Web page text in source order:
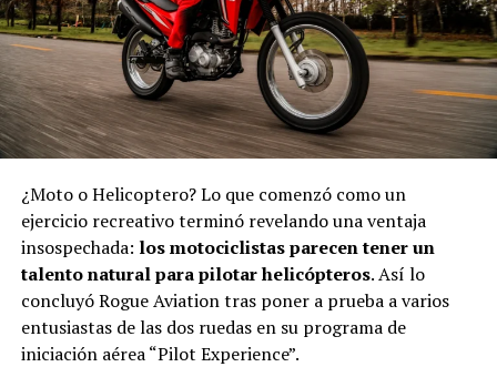
¿Moto o Helicoptero? Lo que comenzó como un
ejercicio recreativo terminó revelando una ventaja
insospechada: los motociclistas parecen tener un
talento natural para pilotar helicópteros. Así lo
concluyó Rogue Aviation tras poner a prueba a varios
entusiastas de las dos ruedas en su programa de
iniciación aérea “Pilot Experience”.